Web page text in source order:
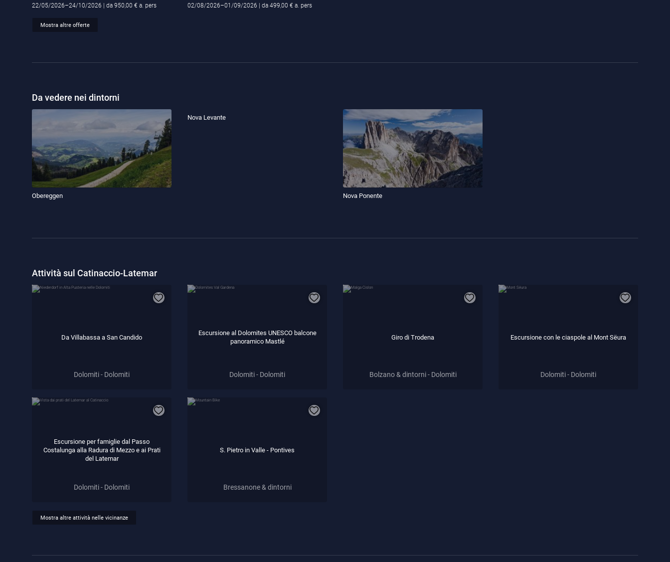
22/05/2026–24/10/2026
| da 950,00 € a. pers
02/08/2026–01/09/2026
| da 499,00 € a. pers
Mostra altre offerte
Da vedere nei dintorni
Obereggen
Nova Levante
Nova Ponente
Attività sul Catinaccio-Latemar
Da Villabassa a San Candido
Dolomiti - Dolomiti
Escursione al Dolomites UNESCO balcone
panoramico Mastlé
Dolomiti - Dolomiti
Giro di Trodena
Bolzano & dintorni - Dolomiti
Escursione con le ciaspole al Mont Sëura
Dolomiti - Dolomiti
Escursione per famiglie dal Passo
Costalunga alla Radura di Mezzo e ai Prati
del Latemar
Dolomiti - Dolomiti
S. Pietro in Valle - Pontives
Bressanone & dintorni
Mostra altre attività nelle vicinanze